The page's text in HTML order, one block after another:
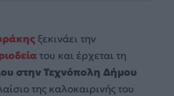
ξεκινάει την
του και έρχεται τη
στην Τεχνόπολη Δήμου
της καλοκαιρινής του